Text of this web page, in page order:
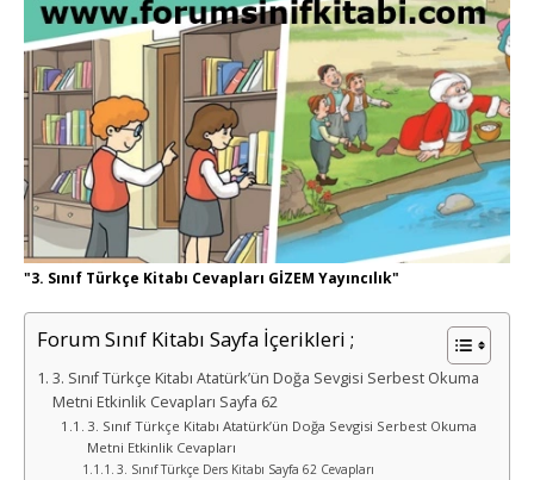
"3. Sınıf Türkçe Kitabı Cevapları GİZEM Yayıncılık"
Forum Sınıf Kitabı Sayfa İçerikleri ;
3. Sınıf Türkçe Kitabı Atatürk’ün Doğa Sevgisi Serbest Okuma
Metni Etkinlik Cevapları Sayfa 62
3. Sınıf Türkçe Kitabı Atatürk’ün Doğa Sevgisi Serbest Okuma
Metni Etkinlik Cevapları
3. Sınıf Türkçe Ders Kitabı Sayfa 62 Cevapları